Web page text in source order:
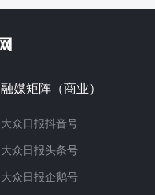
融媒矩阵（商业）
大众日报抖音号
大众日报头条号
大众日报企鹅号